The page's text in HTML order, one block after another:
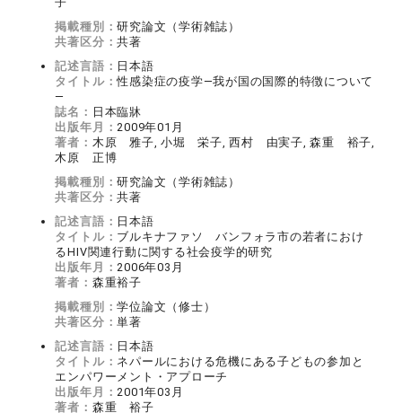
掲載種別：研究論文（学術雑誌）
共著区分：共著
記述言語： 日本語
タイトル：性感染症の疫学―我が国の国際的特徴について
―
誌名： 日本臨牀
出版年月：2009年01月
著者： 木原 雅子, 小堀 栄子, 西村 由実子, 森重 裕子,
木原 正博
掲載種別：研究論文（学術雑誌）
共著区分：共著
記述言語： 日本語
タイトル： ブルキナファソ バンフォラ市の若者におけ
るHIV関連行動に関する社会疫学的研究
出版年月：2006年03月
著者： 森重裕子
掲載種別：学位論文（修士）
共著区分：単著
記述言語： 日本語
タイトル： ネパールにおける危機にある子どもの参加と
エンパワーメント・アプローチ
出版年月：2001年03月
著者： 森重 裕子